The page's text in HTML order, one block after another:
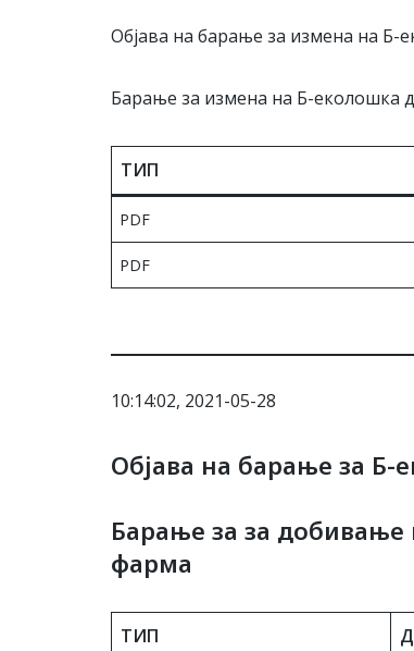
Објава на барање за измена на
Барање за измена на Б-
ТИП
PDF
PDF
10:14:02, 2021-05-28
Објава на барање за
Барање за за
фарма
ТИП